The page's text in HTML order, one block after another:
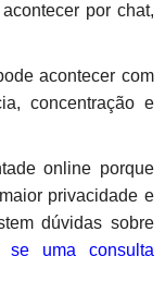
por chat,
acontecer com
concentração e
online porque
privacidade e
dúvidas sobre
se uma consulta